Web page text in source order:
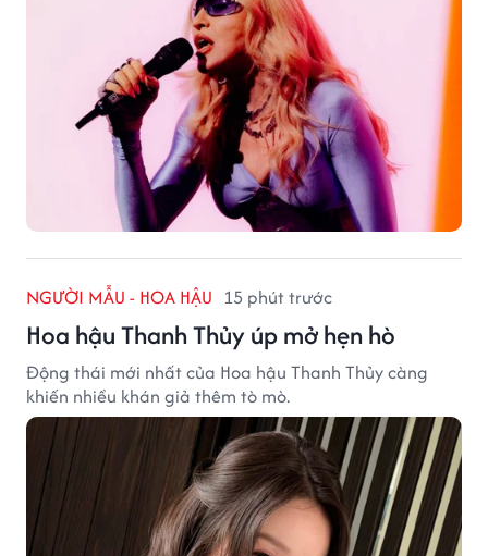
NGƯỜI MẪU - HOA HẬU 15 phút trước
Hoa hậu Thanh Thủy úp mở hẹn hò
Động thái mới nhất của Hoa hậu Thanh Thủy càng
khiến nhiều khán giả thêm tò mò.